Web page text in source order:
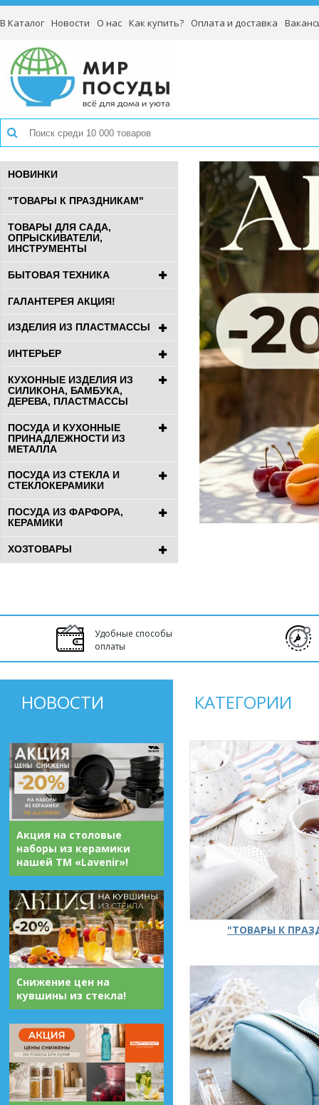
В Каталог Новости О нас Как купить? Оплата и доставка
НОВИНКИ
"ТОВАРЫ К ПРАЗДНИКАМ"
ТОВАРЫ ДЛЯ САДА,
ОПРЫСКИВАТЕЛИ,
ИНСТРУМЕНТЫ
БЫТОВАЯ ТЕХНИКА
ГАЛАНТЕРЕЯ АКЦИЯ!
ИЗДЕЛИЯ ИЗ ПЛАСТМАССЫ
ИНТЕРЬЕР
КУХОННЫЕ ИЗДЕЛИЯ ИЗ
СИЛИКОНА, БАМБУКА,
ДЕРЕВА, ПЛАСТМАССЫ
ПОСУДА И КУХОННЫЕ
ПРИНАДЛЕЖНОСТИ ИЗ
МЕТАЛЛА
ПОСУДА ИЗ СТЕКЛА И
СТЕКЛОКЕРАМИКИ
ПОСУДА ИЗ ФАРФОРА,
КЕРАМИКИ
ХОЗТОВАРЫ
Удобные способы
оплаты
НОВОСТИ
Акция на столовые
наборы из керамики
нашей ТМ «Lavenir»!
Снижение цен на
кувшины из стекла!
КАТЕГОРИИ
"ТОВАРЫ К